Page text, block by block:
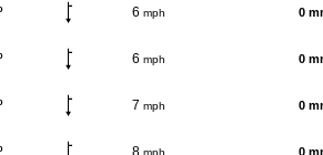
6 mph 0
6 mph 0
7 mph 0
8 mph 0